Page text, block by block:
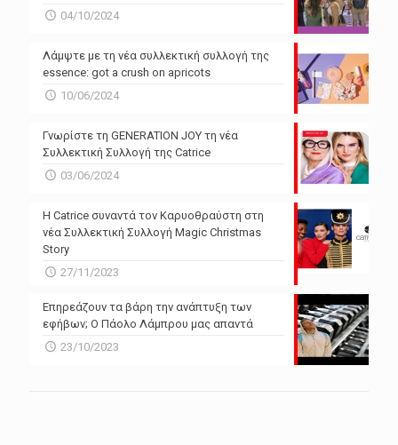
04/10/2024
Λάμψτε με τη νέα συλλεκτική συλλογή της
essence: got a crush on apricots
10/06/2024
Γνωρίστε τη GENERATION JOY τη νέα
Συλλεκτική Συλλογή της Catrice
03/06/2024
Η Catrice συναντά τον Καρυοθραύστη στη
νέα Συλλεκτική Συλλογή Magic Christmas
Story
27/11/2023
Επηρεάζουν τα βάρη την ανάπτυξη των
εφήβων; Ο Πάολο Λάμπρου μας απαντά
23/10/2023